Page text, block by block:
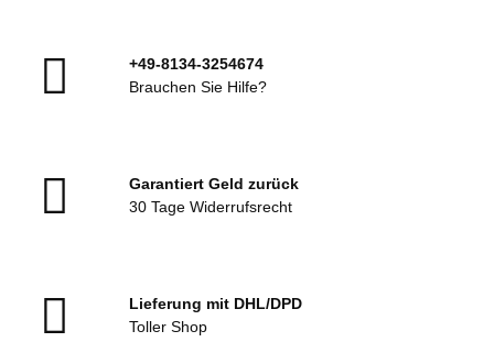
+49-8134-3254674
Brauchen Sie Hilfe?
Garantiert Geld zurück
30 Tage Widerrufsrecht
Lieferung mit DHL/DPD
Toller Shop